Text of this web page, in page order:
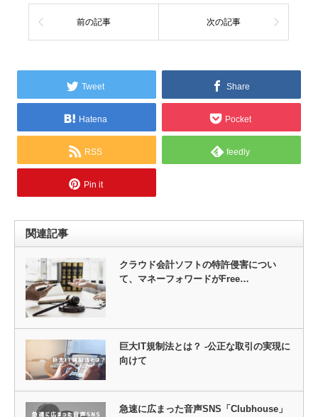
前の記事 次の記事
Tweet Share
Hatena Pocket
RSS feedly
Pin it
関連記事
クラウド会計ソフトの特許侵害につい
て、マネーフォワードがFree…
巨大IT規制法とは？ -公正な取引の実現に
向けて
急速に広まった音声SNS「Clubhouse」